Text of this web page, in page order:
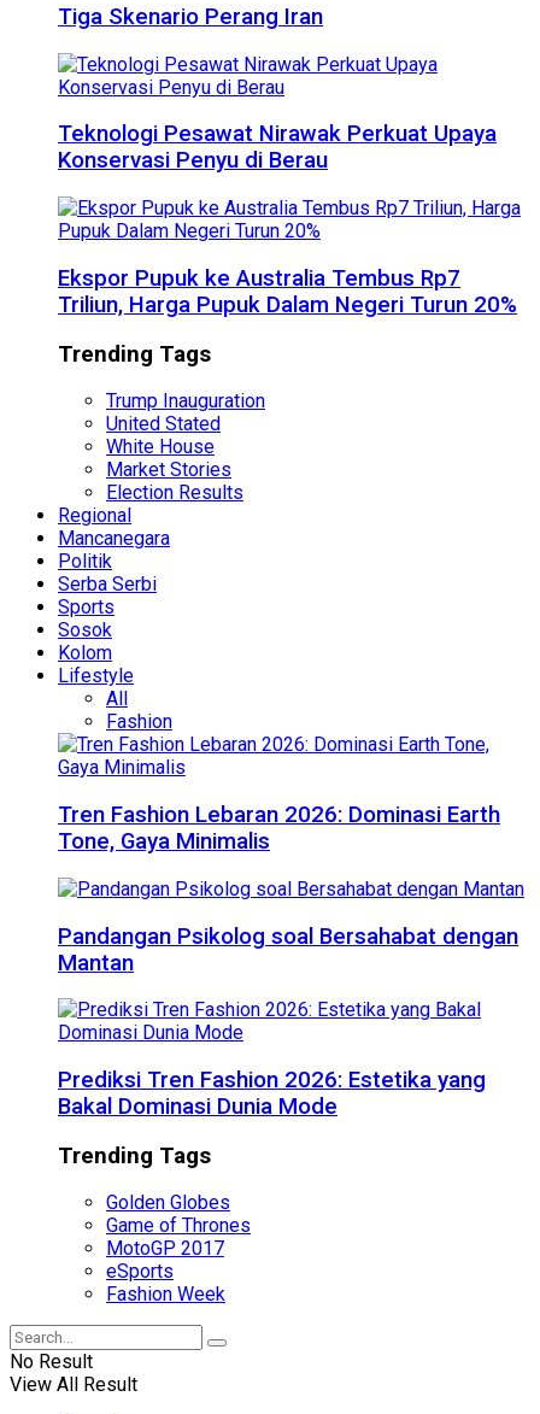
Tiga Skenario Perang Iran
Teknologi Pesawat Nirawak Perkuat Upaya
Konservasi Penyu di Berau
Ekspor Pupuk ke Australia Tembus Rp7
Triliun, Harga Pupuk Dalam Negeri Turun 20%
Trending Tags
Trump Inauguration
United Stated
White House
Market Stories
Election Results
Regional
Mancanegara
Politik
Serba Serbi
Sports
Sosok
Kolom
Lifestyle
All
Fashion
Tren Fashion Lebaran 2026: Dominasi Earth
Tone, Gaya Minimalis
Pandangan Psikolog soal Bersahabat dengan
Mantan
Prediksi Tren Fashion 2026: Estetika yang
Bakal Dominasi Dunia Mode
Trending Tags
Golden Globes
Game of Thrones
MotoGP 2017
eSports
Fashion Week
No Result
View All Result